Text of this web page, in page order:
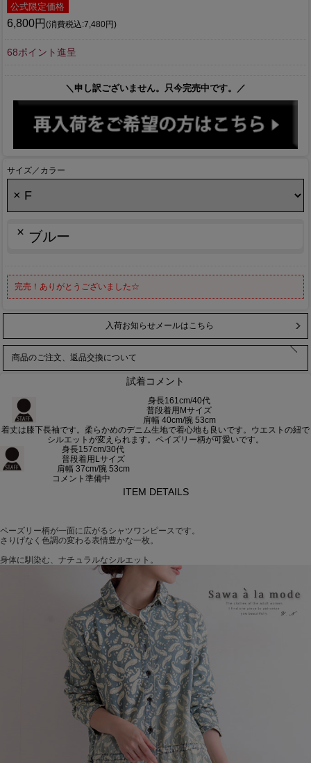
公式限定価格
6,800円 (消費税込:7,480円)
68ポイント進呈
＼申し訳ございません。只今完売中です。／
サイズ／カラー
× ブルー
完売！ありがとうございました☆
入荷お知らせメールはこちら
商品のご注文、返品交換について
試着コメント
身長161cm/40代
普段着用Mサイズ
肩幅 40cm/腕 53cm
着丈は膝下長袖です。柔らかめのデニム生地で着心地も良いです。ウエストの紐で
シルエットが変えられます。ペイズリー柄が可愛いです。
身長157cm/30代
普段着用Lサイズ
肩幅 37cm/腕 53cm
コメント準備中
ITEM DETAILS
ペーズリー柄が一面に広がるシャツワンピースです。
さりげなく色調の変わる表情豊かな一枚。
身体に馴染む、ナチュラルなシルエット。